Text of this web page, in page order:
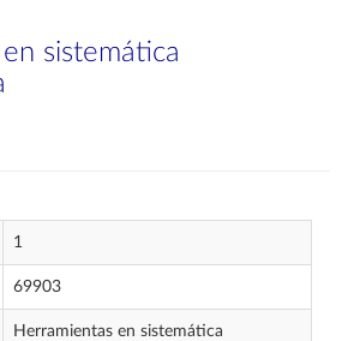
sistemática
1
69903
Herramientas en sistemática